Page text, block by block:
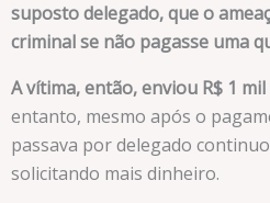
suposto delegado, que o
criminal se não pagasse uma
A vítima, então, enviou R$ 1
entanto, mesmo após o
passava por delegado
solicitando mais dinheiro.